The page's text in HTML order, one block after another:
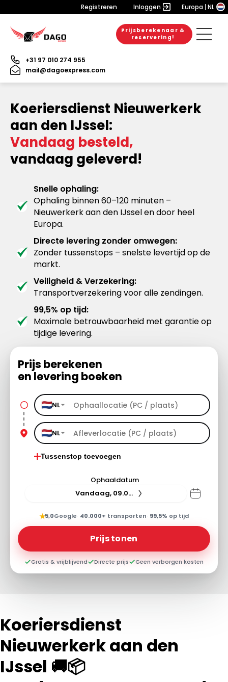
Registreren Inloggen Europa NL
Prijsberekenaar &
reservering!
+31 97 010 274 955
mail@dagoexpress.com
Koeriersdienst Nieuwerkerk
aan den IJssel:
Vandaag besteld,
vandaag geleverd!
Snelle ophaling:
Ophaling binnen 60–120 minuten –
Nieuwerkerk aan den IJssel en door heel
Europa.
Directe levering zonder omwegen:
Zonder tussenstops – snelste levertijd op de
markt.
Veiligheid & Verzekering:
Transportverzekering voor alle zendingen.
99,5% op tijd:
Maximale betrouwbaarheid met garantie op
tijdige levering.
Prijs berekenen
en levering boeken
NL
NL
Tussenstop toevoegen
Ophaaldatum
Vandaag, 09.08.26
★5,0Google· 40.000+ transporten· 99,5% op tijd
Prijs tonen
Gratis & vrijblijvend Directe prijs Geen verborgen kosten
Koeriersdienst
Nieuwerkerk aan den
IJssel 🚚📦